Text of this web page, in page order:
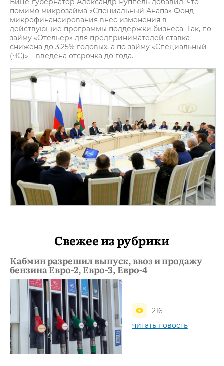
помимо микрозайма «Специальный Анапа» Фонд
микрофинансирования внес изменения в
действующие программы поддержки бизнеса. Так, по
займу «Отельер» для предпринимателей ставка
снижена до 3,25% годовых, а по займу «Специальный
(ЧС)» – введена отсрочка до года.
Свежее из рубрики
Кабмин разрешил выпуск, ввоз и продажу
бензина Евро-2, Евро-3, Евро-4
216
читать новость